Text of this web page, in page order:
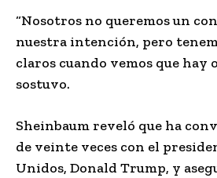
“Nosotros no queremos un
nuestra intención, pero
claros cuando vemos que hay
sostuvo.
Sheinbaum reveló que ha
de veinte veces con el
Unidos, Donald Trump, y